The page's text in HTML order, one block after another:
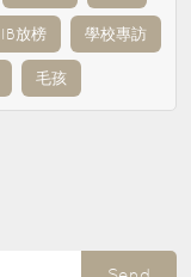
IB放榜 學校專訪
毛孩